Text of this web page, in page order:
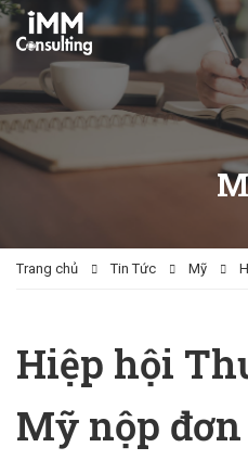
Trang chủ Tin Tức Mỹ
Hiệp hội
Mỹ nộp